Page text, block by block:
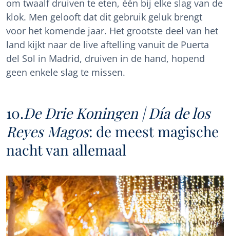
om twaalf druiven te eten, één bij elke slag van de
klok. Men gelooft dat dit gebruik geluk brengt
voor het komende jaar. Het grootste deel van het
land kijkt naar de live aftelling vanuit de Puerta
del Sol in Madrid, druiven in de hand, hopend
geen enkele slag te missen.
10.De Drie Koningen | Día de los
Reyes Magos: de meest magische
nacht van allemaal